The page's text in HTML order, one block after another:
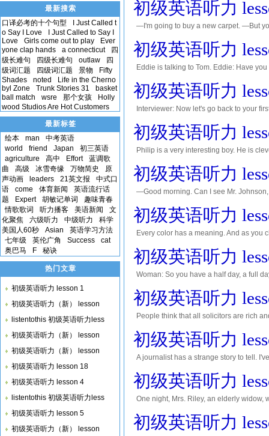
初级英语听力
—I'm going to buy a new carpet. —But
初级英语听力
Eddie is talking to Tom. Eddie: Have
初级英语听力
Interviewer: Now let's go back to your
初级英语听力
Philip is a very interesting boy. He is
初级英语听力
—Good morning. Can I see Mr.
初级英语听力
Every color has a meaning. And as you
初级英语听力
Woman: So you have a half day, a full
初级英语听力
People think that all solicitors are rich
初级英语听力
A journalist has a strange story to tell.
初级英语听力
One night, Mrs. Riley, an elderly
初级英语听力
最新搜索
口译必考的十个句型
I Just Called t
o Say I Love
I Just Called to Say I
Love
Girls come out to play
Ever
yone clap hands
a connecticut
四
级长难句
四级长难句 outlaw
四
级词汇题
四级词汇题 景物
Fifty
Shades
noted
Life in the Cherno
byl Zone
Trunk Stories 31
basket
ball match
wsre 那个女孩
Holly
wood Studios Are Hot Customers
最新标签
绘本
man
中考英语
world
friend Japan
初三英语
agriculture
高中 Effort
蓝调歌
曲
高级 冰雪奇缘 万物简史
原
声动画
leaders 21英文报
中式口
语
come 体育新闻
英语流行话
题
Expert 胡敏记单词
趣味青春
情歌歌词
听力播客 美语新闻
文
化聚焦
六级听力 中级听力
科学
美国人60秒
Asian
英语学习方法
七年级
英伦广角 Success
cat
奥巴马
F 秘诀
热门文章
初级英语听力 lesson 1
初级英语听力（新） lesson
listentothis 初级英语听力less
初级英语听力（新） lesson
初级英语听力（新） lesson
初级英语听力 lesson 18
初级英语听力 lesson 4
listentothis 初级英语听力less
初级英语听力 lesson 5
初级英语听力（新） lesson